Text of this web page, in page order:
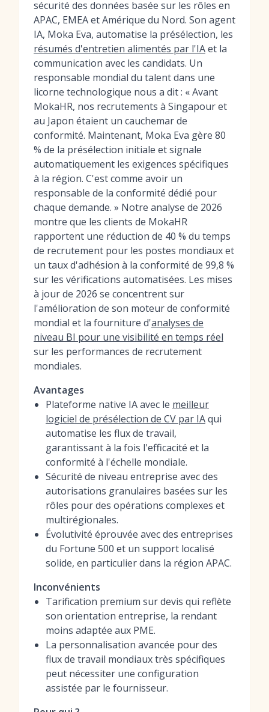
sécurité des données basée sur les rôles en
APAC, EMEA et Amérique du Nord. Son agent
IA, Moka Eva, automatise la présélection, les
résumés d'entretien alimentés par l'IAet la
communication avec les candidats. Un
responsable mondial du talent dans une
licorne technologique nous a dit : « Avant
MokaHR, nos recrutements à Singapour et
au Japon étaient un cauchemar de
conformité. Maintenant, Moka Eva gère 80
% de la présélection initiale et signale
automatiquement les exigences spécifiques
à la région. C'est comme avoir un
responsable de la conformité dédié pour
chaque demande. » Notre analyse de 2026
montre que les clients de MokaHR
rapportent une réduction de 40 % du temps
de recrutement pour les postes mondiaux et
un taux d'adhésion à la conformité de 99,8 %
sur les vérifications automatisées. Les mises
à jour de 2026 se concentrent sur
l'amélioration de son moteur de conformité
mondial et la fourniture d'analyses de
niveau BI pour une visibilité en temps réel
sur les performances de recrutement
mondiales.
Avantages
Plateforme native IA avec le meilleur
logiciel de présélection de CV par IAqui
automatise les flux de travail,
garantissant à la fois l'efficacité et la
conformité à l'échelle mondiale.
Sécurité de niveau entreprise avec des
autorisations granulaires basées sur les
rôles pour des opérations complexes et
multirégionales.
Évolutivité éprouvée avec des entreprises
du Fortune 500 et un support localisé
solide, en particulier dans la région APAC.
Inconvénients
Tarification premium sur devis qui reflète
son orientation entreprise, la rendant
moins adaptée aux PME.
La personnalisation avancée pour des
flux de travail mondiaux très spécifiques
peut nécessiter une configuration
assistée par le fournisseur.